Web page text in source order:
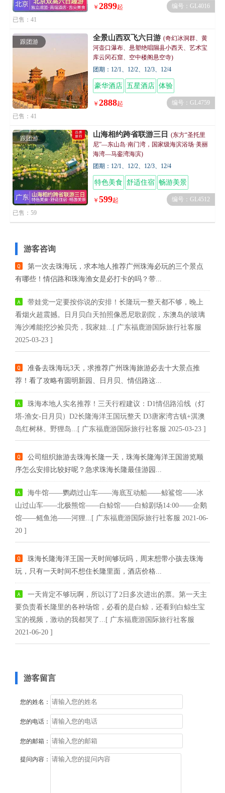
￥ 2899起
编号：GL4016
已售：41
跟团游 全景山西双飞六日游 (奇幻冰洞群、黄
河壶口瀑布、悬塑绝唱隰县小西天、艺术宝
库云冈石窟、空中楼阁悬空寺)
团期：12/1、12/2、12/3、12/4
豪华酒店 五星酒店 体验
￥ 2888起
编号：GL4759
已售：41
跟团游 山海相约跨省联游三日 (东方“圣托里
尼”—东山岛·南门湾，国家级海滨浴场·美丽
海湾—马銮湾海滨)
团期：12/1、12/2、12/3、12/4
特色美食 舒适住宿 畅游美景
￥ 599起
编号：GL4512
已售：59
游客咨询
第一次去珠海玩，求本地人推荐广州珠海必玩的三个景点
有哪些！情侣路和珠海渔女是必打卡的吗？带...
带娃党一定要按你说的安排！长隆玩一整天都不够，晚上
看烟火超震撼。日月贝白天拍照像悉尼歌剧院，东澳岛的玻璃
海沙滩能挖沙捡贝壳，我家娃...[ 广东福鹿游国际旅行社客服
2025-03-23 ]
准备去珠海玩3天，求推荐广州珠海旅游必去十大景点推
荐！看了攻略有圆明新园、日月贝、情侣路这...
珠海本地人实名推荐！三天行程建议：D1情侣路沿线（灯
塔-渔女-日月贝）D2长隆海洋王国玩整天 D3唐家湾古镇+淇澳
岛红树林。野狸岛...[ 广东福鹿游国际旅行社客服 2025-03-23 ]
公司组织旅游去珠海长隆一天，珠海长隆海洋王国游览顺
序怎么安排比较好呢？急求珠海长隆最佳游园...
海牛馆——鹦鹉过山车——海底互动船——鲸鲨馆——冰
山过山车——北极熊馆——白鲸馆——白鲸剧场14:00——企鹅
馆——鳐鱼池——河狸...[ 广东福鹿游国际旅行社客服 2021-06-
20 ]
珠海长隆海洋王国一天时间够玩吗，周末想带小孩去珠海
玩，只有一天时间不想住长隆里面，酒店价格...
一天肯定不够玩啊，所以订了2日多次进出的票。第一天主
要负责看长隆里的各种场馆，必看的是白鲸，还看到白鲸生宝
宝的视频，激动的我都哭了...[ 广东福鹿游国际旅行社客服
2021-06-20 ]
游客留言
您的姓名：
您的电话：
您的邮箱：
提问内容：